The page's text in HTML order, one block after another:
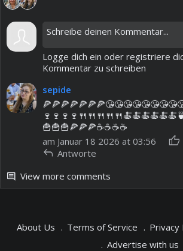
Logge dich ein oder registriere
Kommentar zu schreiben
sepide
🍟🍟🍟🍕🍕🍕☕️☕️☕️☕️
am Januar 18 2026 at 03:56
thumb_up
reply Antworte
comment View more comments
About Us Terms of Service Privacy
Advertise with us